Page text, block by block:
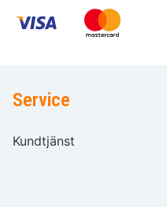
Service
Kundtjänst